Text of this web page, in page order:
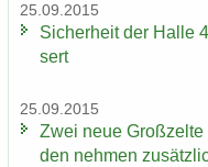
25.09.2015
Si­cher­heit der Halle
sert
25.09.2015
Zwei neue
den neh­men